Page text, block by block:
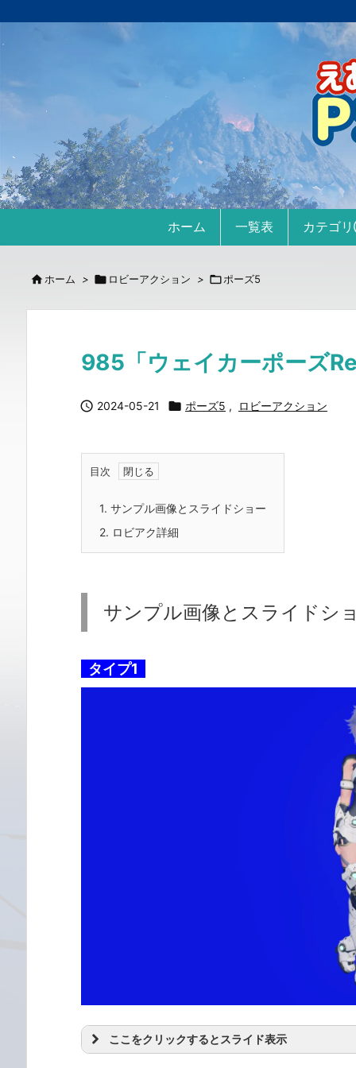
ホーム 一覧表 カテゴ
 ホーム >  ロビーアクション > ポーズ5
985「ウェイカーポーズ
 2024-05-21  ポーズ5 , ロビーアクション
目次
1. サンプル画像とスライドショー
2. ロビアク詳細
サンプル画像とスライドシ
タイプ1
ここをクリックするとスライド表示